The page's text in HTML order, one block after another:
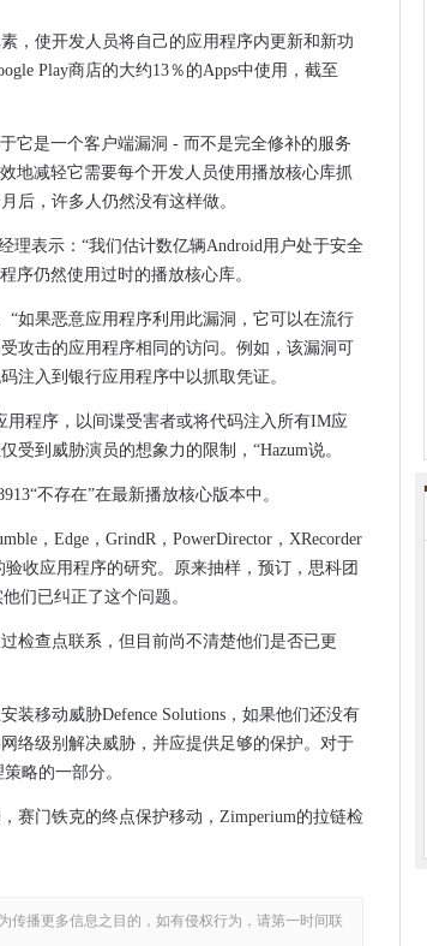
到资金的财务状况
标准战
播
分类和管理
罚款
德厌恶”
2025美元超过160亿美元
指控
收购
人网络
高调的受害者
全优势面临制裁
，使开发人员将自己的应用程序内更新和新功
Play商店的大约13％的Apps中使用，截至
它是一个客户端漏洞 - 而不是完全修补的服务
地减轻它需要每个开发人员使用播放核心库抓
后，许多人仍然没有这样做。
理表示：“我们估计数亿辆Android用户处于安全
序仍然使用过时的播放核心库。
“如果恶意应用程序利用此漏洞，它可以在流行
攻击的应用程序相同的访问。例如，该漏洞可
注入到银行应用程序中以抓取凭证。
用程序，以间谍受害者或将代码注入所有IM应
到威胁演员的想象力的限制，“Hazum说。
不存在”在最新播放核心版本中。
，Edge，GrindR，PowerDirector，XRecorder
收应用程序的研究。原来抽样，预订，思科团
们已纠正了这个问题。
检查点联系，但目前尚不清楚他们是否已更
装移动威胁Defence Solutions，如果他们还没有
络级别解决威胁，并应提供足够的保护。对于
略的一部分。
赛门铁克的终点保护移动，Zimperium的拉链检
传播更多信息之目的，如有侵权行为，请第一时间联